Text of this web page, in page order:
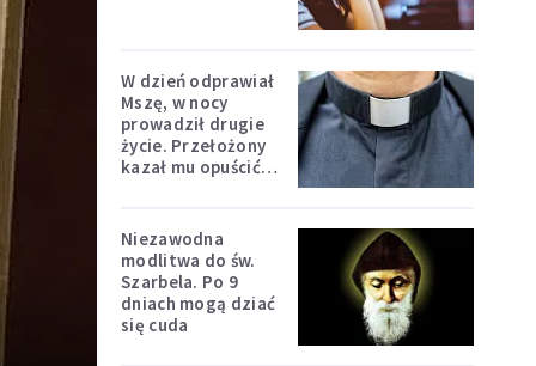
W dzień odprawiał
Mszę, w nocy
prowadził drugie
życie. Przełożony
kazał mu opuścić
Niezawodna
modlitwa do św.
Szarbela. Po 9
dniach mogą dziać
się cuda